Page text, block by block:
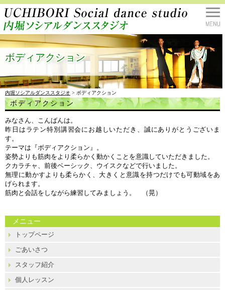
ボディアクション
内堀ソシアルダンススタジオ > ボディアクション
ボディアクション
みなさん、こんばんは。
昨日はラテン特別講習会にお越しいただき、誠にありがとうございま
す。
テーマは『ボディアクション』。
姿勢よりも筋肉をより柔らかく動かくことを意識していただきました。
クカラチャ、前後ベーシック、ウイスクなどで行いました。
無理に動かすよりも柔らかく、大きくと意識を持つだけでも可動域をあ
げられます。
筋肉と会話をしながら練習してみましょう。 （晃）
メニュー
トップページ
ごあいさつ
スタッフ紹介
個人レッスン